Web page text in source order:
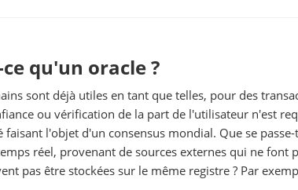
ce qu'un oracle ?
sont déjà utiles en tant que telles, pour des
ou vérification de la part de l'utilisateur n'est
faisant l'objet d'un consensus mondial. Que se
réel, provenant de sources externes qui ne font
pas être stockées sur le même registre ? Par